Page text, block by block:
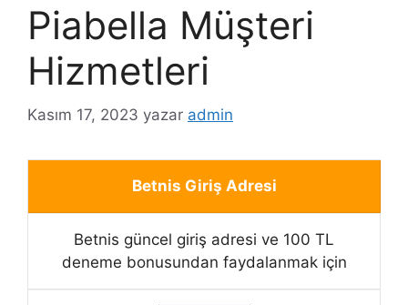
Piabella Müşteri
Hizmetleri
Kasım 17, 2023 yazar admin
Betnis Giriş Adresi
Betnis güncel giriş adresi ve 100 TL
deneme bonusundan faydalanmak için